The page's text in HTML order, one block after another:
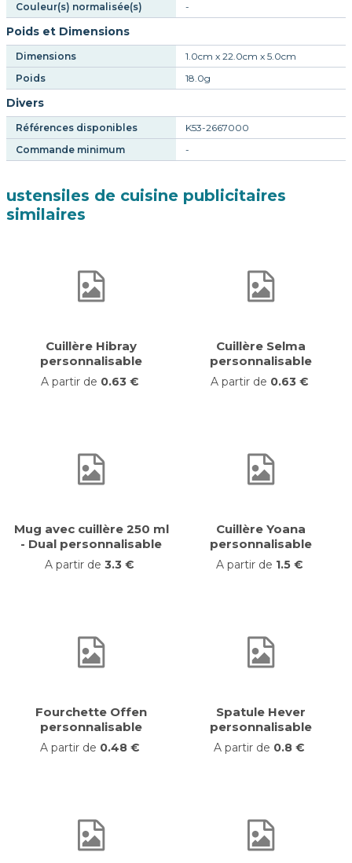
Couleur(s) normalisée(s)
-
Poids et Dimensions
Dimensions
1.0cm x 22.0cm x 5.0cm
Poids
18.0g
Divers
Références disponibles
K53-2667000
Commande minimum
-
ustensiles de cuisine publicitaires
similaires
Cuillère Hibray
personnalisable
A partir de 0.63 €
Cuillère Selma
personnalisable
A partir de 0.63 €
Mug avec cuillère 250 ml
- Dual personnalisable
A partir de 3.3 €
Cuillère Yoana
personnalisable
A partir de 1.5 €
Fourchette Offen
personnalisable
A partir de 0.48 €
Spatule Hever
personnalisable
A partir de 0.8 €